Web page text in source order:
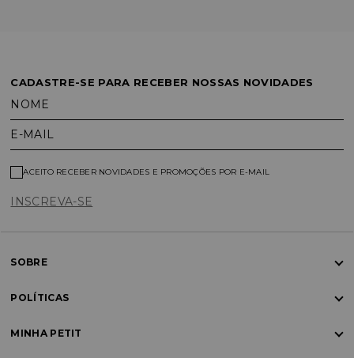
CADASTRE-SE PARA RECEBER NOSSAS NOVIDADES
NOME
E-MAIL
INSCREVA-SE
ACEITO RECEBER NOVIDADES E PROMOÇÕES POR E-MAIL
SOBRE
POLÍTICAS
MINHA PETIT